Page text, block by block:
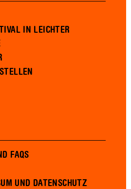
IN LEICHTER
FAQS
UND DATENSCHUTZ